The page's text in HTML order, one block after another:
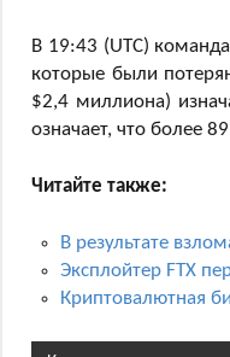
В 19:43 (UTC)
которые были
$2,4 миллиона)
означает, что более
Читайте также:
В результате
Эксплойтер FTX
Криптовалютная